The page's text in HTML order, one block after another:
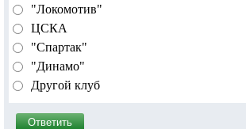
"Локомотив"
ЦСКА
"Спартак"
"Динамо"
Другой клуб